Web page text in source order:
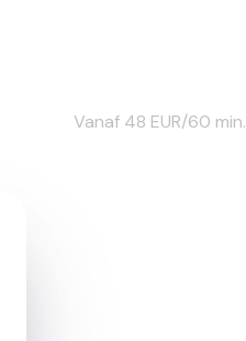
Vanaf 48 EUR/60 min.